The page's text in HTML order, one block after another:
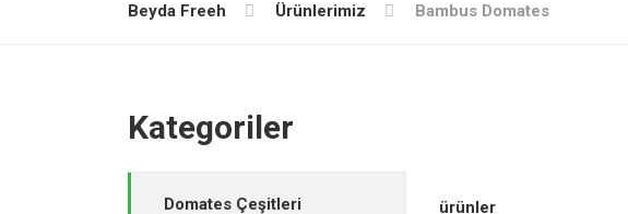
Beyda Freeh Ürünlerimiz Bambus Domates
ürünler
Kategoriler
Domates Çeşitleri